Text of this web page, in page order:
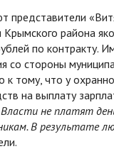
представители
Крымского района
по контракту.
со стороны
к тому, что у
на выплату
Власти не платят
В результате